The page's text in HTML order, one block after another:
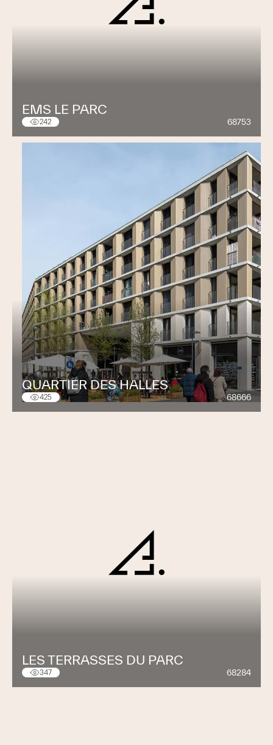
EMS LE PARC
242 68753
QUARTIER DES HALLES
425 68666
LES TERRASSES DU PARC
347 68284